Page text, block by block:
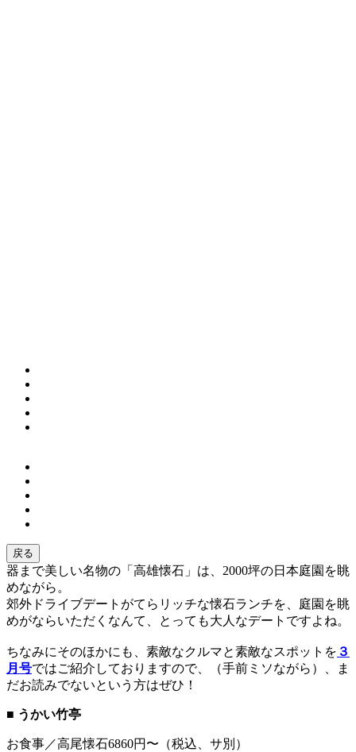
戻る
器まで美しい名物の「高雄懐石」は、2000坪の日本庭園を眺
めながら。
郊外ドライブデートがてらリッチな懐石ランチを、庭園を眺
めがならいただくなんて、とっても大人なデートですよね。
ちなみにそのほかにも、素敵なクルマと素敵なスポットを ３
月号ではご紹介しておりますので、（手前ミソながら）、ま
だお読みでないという方はぜひ！
■ うかい竹亭
お食事／高尾懐石6860円〜（税込、サ別）